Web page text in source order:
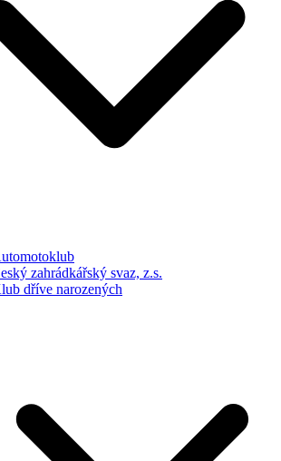
zahrádkářský svaz, z.s.
dříve narozených